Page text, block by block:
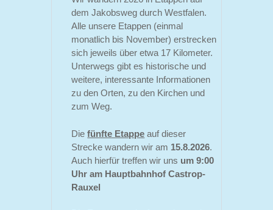
dem Jakobsweg durch Westfalen.
Alle unsere Etappen (einmal
monatlich bis November) erstrecken
sich jeweils über etwa 17 Kilometer.
Unterwegs gibt es historische und
weitere, interessante Informationen
zu den Orten, zu den Kirchen und
zum Weg.
Diefünfte Etappe auf dieser
Strecke wandern wir am 15.8.2026.
Auch hierfür treffen wir uns um 9:00
Uhr am Hauptbahnhof Castrop-
Rauxel